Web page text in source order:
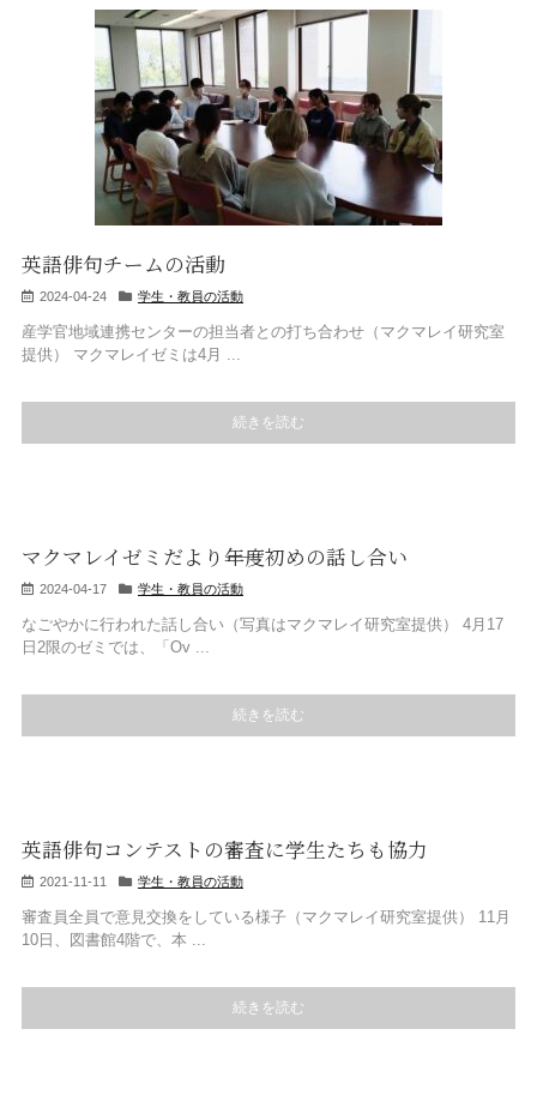
英語俳句チームの活動
2024-04-24 学生・教員の活動
産学官地域連携センターの担当者との打ち合わせ（マクマレイ研究室
提供） マクマレイゼミは4月 ...
続きを読む
マクマレイゼミだより――年度初めの話し合い
2024-04-17 学生・教員の活動
なごやかに行われた話し合い（写真はマクマレイ研究室提供） 4月17
日2限のゼミでは、「Ov ...
続きを読む
英語俳句コンテストの審査に学生たちも協力
2021-11-11 学生・教員の活動
審査員全員で意見交換をしている様子（マクマレイ研究室提供） 11月
10日、図書館4階で、本 ...
続きを読む